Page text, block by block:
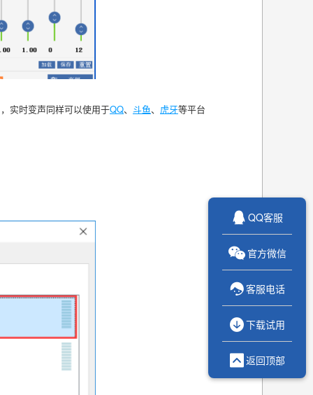
实时变声同样可以使用于QQ、 斗鱼、 虎牙等平台
 QQ客服
 官方微信
客服电话
下载试用
 返回顶部